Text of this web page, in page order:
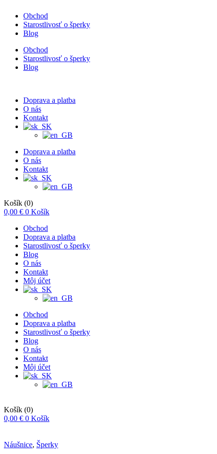
Obchod
Starostlivosť o šperky
Blog
Obchod
Starostlivosť o šperky
Blog
Doprava a platba
O nás
Kontakt
Doprava a platba
O nás
Kontakt
Košík (0)
0,00 € 0 Košík
Obchod
Doprava a platba
Starostlivosť o šperky
Blog
O nás
Kontakt
Môj účet
Obchod
Doprava a platba
Starostlivosť o šperky
Blog
O nás
Kontakt
Môj účet
Košík (0)
0,00 € 0 Košík
Náušnice, Šperky